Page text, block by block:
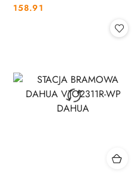
Cena:
158.91